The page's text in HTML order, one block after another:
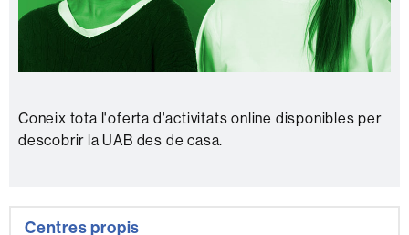
Coneix tota l'oferta d'activitats online disponibles per
descobrir la UAB des de casa.
Centres propis